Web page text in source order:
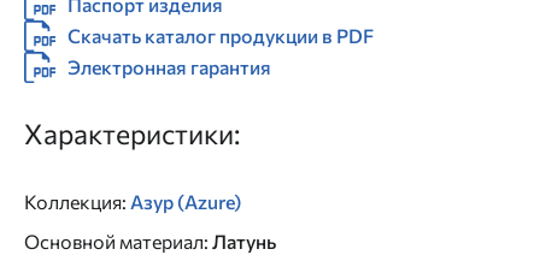
Скачать каталог продукции в PDF
Электронная гарантия
Характеристики:
Коллекция: Азур (Azure)
Основной материал: Латунь